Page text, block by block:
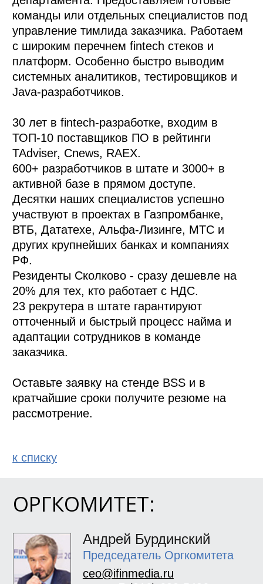
ОРГКОМИТЕТ:
Андрей Бурдинский
Председатель Оргкомитета
ceo@ifinmedia.ru
команды или отдельных специалистов под
управление тимлида заказчика. Работаем
с широким перечнем fintech стеков и
платформ. Особенно быстро выводим
системных аналитиков, тестировщиков и
Java-разработчиков.
30 лет в fintech-разработке, входим в
ТОП-10 поставщиков ПО в рейтинги
TAdviser, Cnews, RAEX.
600+ разработчиков в штате и 3000+ в
активной базе в прямом доступе.
Десятки наших специалистов успешно
участвуют в проектах в Газпромбанке,
ВТБ, Дататехе, Альфа-Лизинге, МТС и
других крупнейших банках и компаниях
РФ.
Резиденты Сколково - сразу дешевле на
20% для тех, кто работает с НДС.
23 рекрутера в штате гарантируют
отточенный и быстрый процесс найма и
адаптации сотрудников в команде
заказчика.
Оставьте заявку на стенде BSS и в
кратчайшие сроки получите резюме на
рассмотрение.
к спиcку